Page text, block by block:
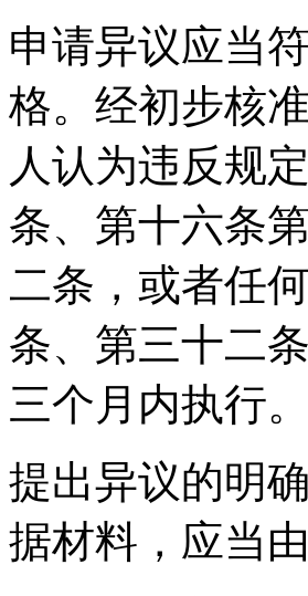
申请异议应当
格。经初步核
人认为违反规
条、第十六条
二条，或者任
条、第三十二
三个月内执行
提出异议的明
据材料，应当